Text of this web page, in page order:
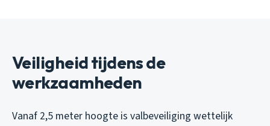
Veiligheid tijdens de
werkzaamheden
Vanaf 2,5 meter hoogte is valbeveiliging wettelijk